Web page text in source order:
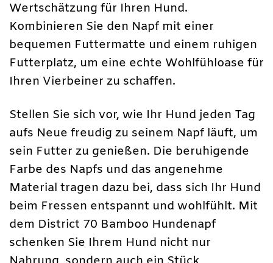
Wertschätzung für Ihren Hund.
Kombinieren Sie den Napf mit einer
bequemen Futtermatte und einem ruhigen
Futterplatz, um eine echte Wohlfühloase für
Ihren Vierbeiner zu schaffen.
Stellen Sie sich vor, wie Ihr Hund jeden Tag
aufs Neue freudig zu seinem Napf läuft, um
sein Futter zu genießen. Die beruhigende
Farbe des Napfs und das angenehme
Material tragen dazu bei, dass sich Ihr Hund
beim Fressen entspannt und wohlfühlt. Mit
dem District 70 Bamboo Hundenapf
schenken Sie Ihrem Hund nicht nur